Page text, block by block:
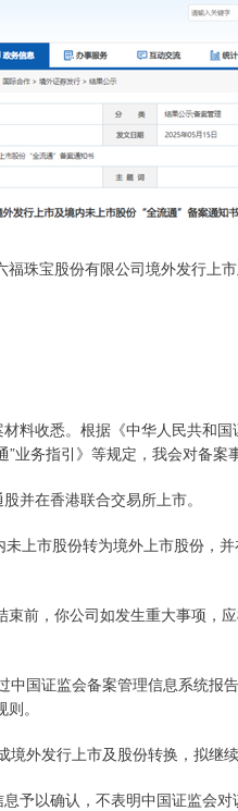
宝股份有限公司境外发行上市
收悉。根据《中华人民共和国
业务指引》等规定，我会对备案
在香港联合交易所上市。
市股份转为境外上市股份，并
，你公司如发生重大事项，应
证监会备案管理信息系统报
。
发行上市及股份转换，拟继续
以确认，不表明中国证监会对